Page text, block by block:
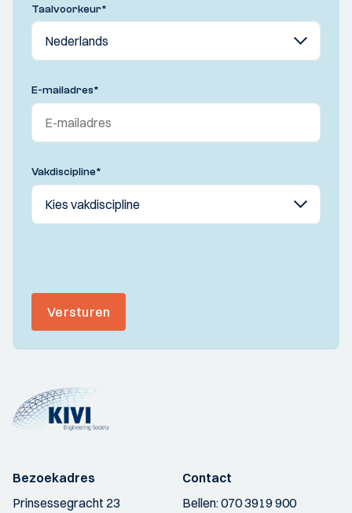
Taalvoorkeur*
E-mailadres*
Vakdiscipline*
Versturen
Bezoekadres
Prinsessegracht 23
Contact
Bellen:070 3919 900